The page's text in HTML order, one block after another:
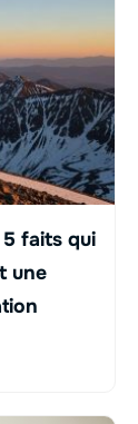
faits qui
une